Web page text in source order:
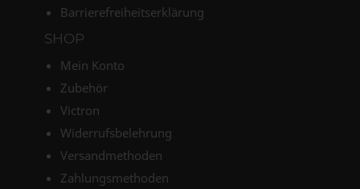
Barrierefreiheitserklärung
SHOP
Mein Konto
Zubehör
Victron
Widerrufsbelehrung
Versandmethoden
Zahlungsmethoden